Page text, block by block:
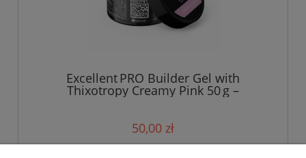
Excellent PRO Builder Gel with
Thixotropy Creamy Pink 50 g –
uniwersalny żel budujący o kremowym
50,00 zł